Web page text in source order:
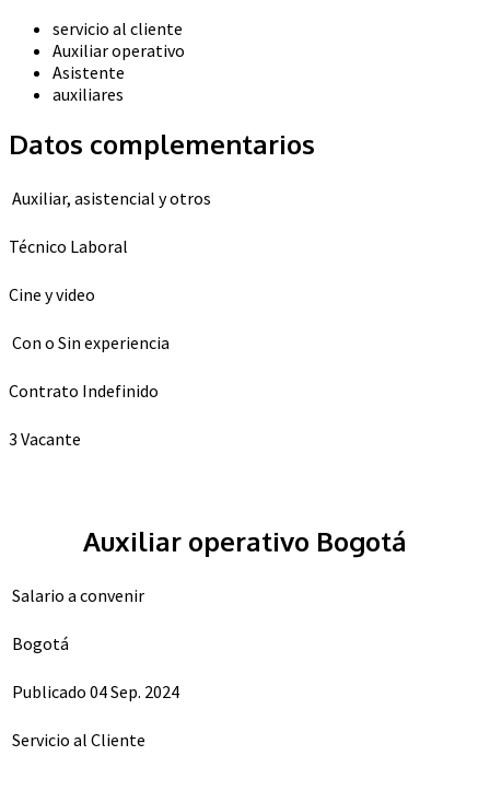
servicio al cliente
Auxiliar operativo
Asistente
auxiliares
Datos complementarios
Auxiliar, asistencial y otros
Técnico Laboral
Cine y video
Con o Sin experiencia
Contrato Indefinido
3 Vacante
Auxiliar operativo Bogotá
Salario a convenir
Bogotá
Publicado 04 Sep. 2024
Servicio al Cliente